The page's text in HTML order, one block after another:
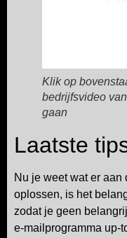
Klik op
bedrijfsvideo
gaan
Laatste
Nu je weet wat er aan
oplossen, is het
zodat je geen
e-mailprogramma up-